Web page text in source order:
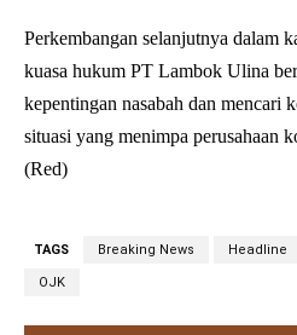
Perkembangan selanjutnya dalam
kuasa hukum PT Lambok Ulina
kepentingan nasabah dan mencari
situasi yang menimpa perusahaan
(Red)
TAGS Breaking News Headline
OJK